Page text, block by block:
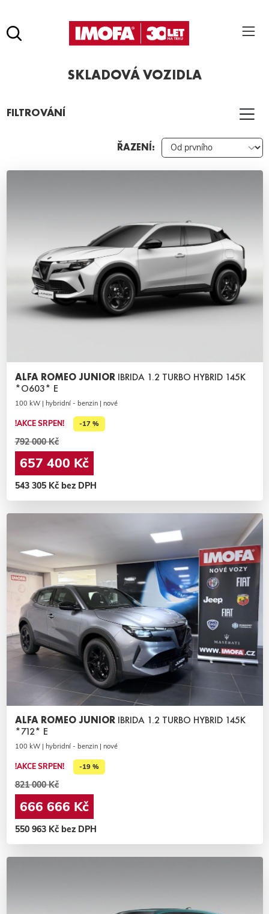
Pro vyhledávání zadejte alespoň 3 znaky.
SKLADOVÁ VOZIDLA
FILTROVÁNÍ
ŘAZENÍ:
ALFA ROMEO JUNIOR IBRIDA 1.2 TURBO HYBRID 145K
*O603* E
100 kW | hybridní - benzin | nové
!AKCE SRPEN! -17 %
792 000 Kč
657 400 Kč
543 305 Kč bez DPH
ALFA ROMEO JUNIOR IBRIDA 1.2 TURBO HYBRID 145K
*712* E
100 kW | hybridní - benzin | nové
!AKCE SRPEN! -19 %
821 000 Kč
666 666 Kč
550 963 Kč bez DPH